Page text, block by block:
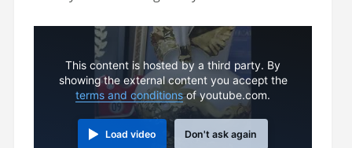
This content is hosted by a third party. By
showing the external content you accept the
terms and conditionsof youtube.com.
Load video Don't ask again